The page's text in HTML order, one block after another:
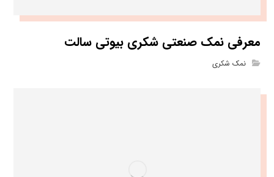
معرفی نمک صنعتی شکری بیوتی سالت
نمک شکری